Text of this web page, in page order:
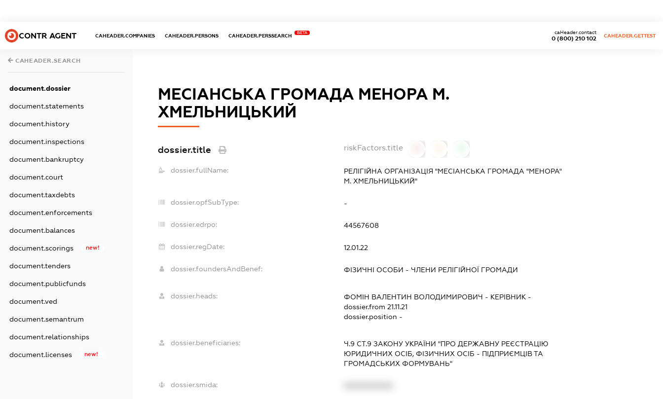
CONTR AGENT CAHEADER.COMPANIES CAHEADER.PERSONS CAHEADER.PERSSEARCH
BETA
0 (800) 210 102
caHeader.contact
CAHEADER.GETTEST
CAHEADER.SEARCH
document.dossier
document.statements
document.history
document.inspections
document.bankruptcy
document.court
document.taxdebts
document.enforcements
document.balances
document.scorings new!
document.tenders
document.publicfunds
document.ved
document.semantrum
document.relationships
document.licenses new!
МЕСІАНСЬКА ГРОМАДА МЕНОРА М.
ХМЕЛЬНИЦЬКИЙ
dossier.title riskFactors.title
dossier.fullName:
РЕЛІГІЙНА ОРГАНІЗАЦІЯ "МЕСІАНСЬКА ГРОМАДА "МЕНОРА"
М. ХМЕЛЬНИЦЬКИЙ"
dossier.opfSubType: -
dossier.edrpo: 44567608
dossier.regDate: 12.01.22
dossier.foundersAndBenef: ФІЗИЧНІ ОСОБИ - ЧЛЕНИ РЕЛІГІЙНОЇ ГРОМАДИ
dossier.heads: ФОМІН ВАЛЕНТИН ВОЛОДИМИРОВИЧ - КЕРІВНИК -
dossier.from 21.11.21
dossier.position -
dossier.beneficiaries:
Ч.9 СТ.9 ЗАКОНУ УКРАЇНИ "ПРО ДЕРЖАВНУ РЕЄСТРАЦІЮ
ЮРИДИЧНИХ ОСІБ, ФІЗИЧНИХ ОСІБ - ПІДПРИЄМЦІВ ТА
ГРОМАДСЬКИХ ФОРМУВАНЬ"
dossier.smida: